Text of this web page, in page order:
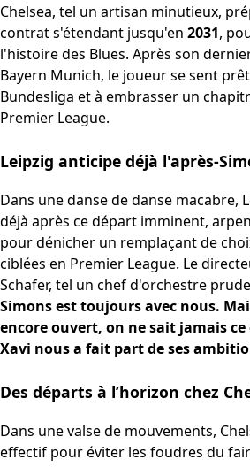
Chelsea, tel un artisan minutieux,
contrat s'étendant jusqu'en 2031,
l'histoire des Blues. Après son
Bayern Munich, le joueur se sent
Bundesliga et à embrasser un
Premier League.
Leipzig anticipe déjà l'après-
Dans une danse de danse macabre,
déjà après ce départ imminent,
pour dénicher un remplaçant de
ciblées en Premier League. Le
Schafer, tel un chef d'orchestre
Simons est toujours avec nous.
encore ouvert, on ne sait jamais
Xavi nous a fait part de ses
Des départs à l’horizon chez
Dans une valse de mouvements,
effectif pour éviter les foudres du